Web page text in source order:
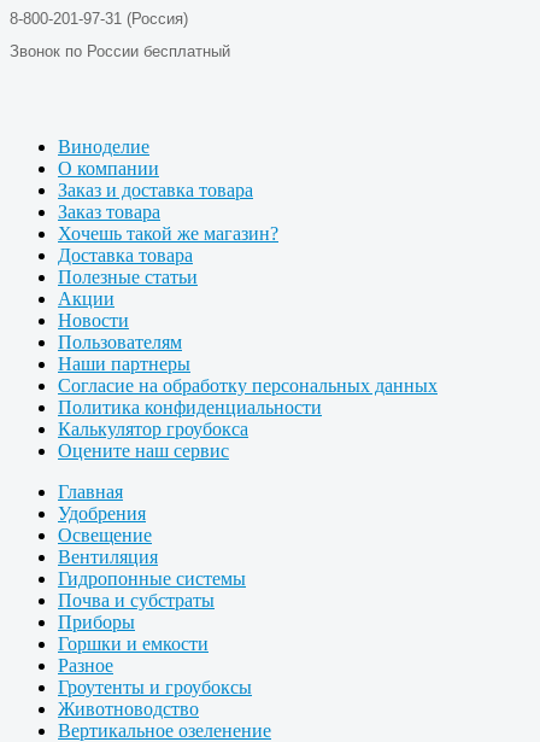
8-800-201-97-31 (Россия)
Звонок по России бесплатный
Виноделие
О компании
Заказ и доставка товара
Заказ товара
Хочешь такой же магазин?
Доставка товара
Полезные статьи
Акции
Новости
Пользователям
Наши партнеры
Согласие на обработку персональных данных
Политика конфиденциальности
Калькулятор гроубокса
Оцените наш сервис
Главная
Удобрения
Освещение
Вентиляция
Гидропонные системы
Почва и субстраты
Приборы
Горшки и емкости
Разное
Гроутенты и гроубоксы
Животноводство
Вертикальное озеленение